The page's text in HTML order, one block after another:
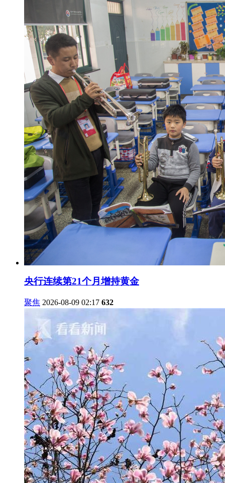
央行连续第21个月增持黄金
聚焦 2026-08-09 02:17 632